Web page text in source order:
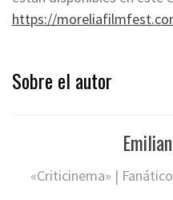
https://
Sobre el autor
«Criticinema» |